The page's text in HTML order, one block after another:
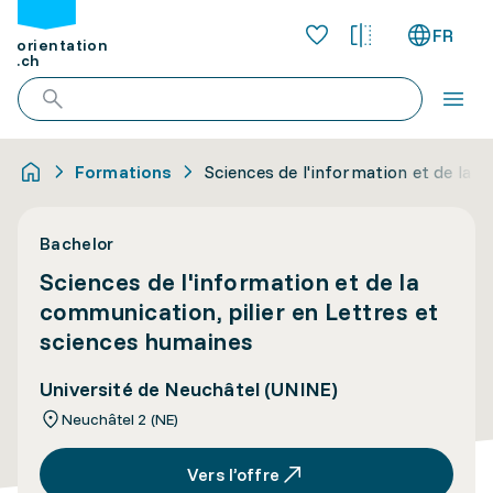
orientation
.ch
FR
Formations Sciences de l'information et de la
Bachelor
Sciences de l'information et de la
communication, pilier en Lettres et
sciences humaines
Université de Neuchâtel (UNINE)
Neuchâtel 2 (NE)
Vers l’offre